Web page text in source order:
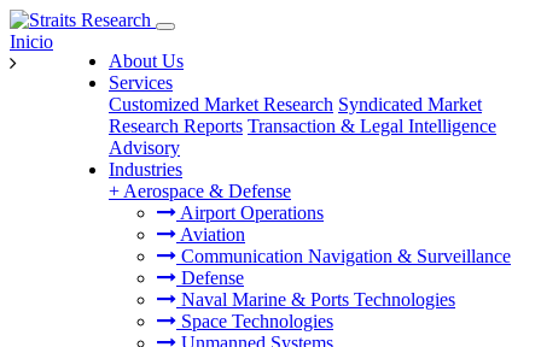
About Us
Services
Customized Market Research Syndicated Market
Research Reports Transaction & Legal Intelligence
Advisory
Industries
+ Aerospace & Defense
Airport Operations
Aviation
Communication Navigation & Surveillance
Defense
Naval Marine & Ports Technologies
Space Technologies
Unmanned Systems
Inicio